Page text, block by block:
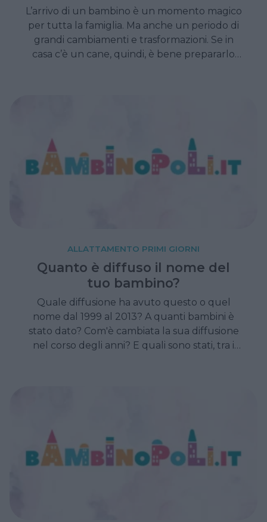
L’arrivo di un bambino è un momento magico
per tutta la famiglia. Ma anche un periodo di
grandi cambiamenti e trasformazioni. Se in
casa c’è un cane, quindi, è bene prepararlo
ALLATTAMENTO PRIMI GIORNI
Quanto è diffuso il nome del
tuo bambino?
Quale diffusione ha avuto questo o quel
nome dal 1999 al 2013? A quanti bambini è
stato dato? Com'è cambiata la sua diffusione
nel corso degli anni? E quali sono stati, tra i